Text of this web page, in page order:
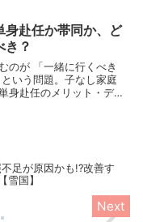
身赴任か帯同か、ど
き？
のが 「一緒に行くべき
いう問題。子なし家庭
身赴任のメリット・デメ
足が原因かも!?改善す
雪国】